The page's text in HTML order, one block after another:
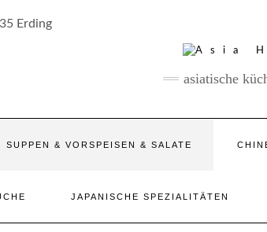
Erding
asiatische
SUPPEN & VORSPEISEN & SALATE
JAPANISCHE SPEZIALITÄTEN